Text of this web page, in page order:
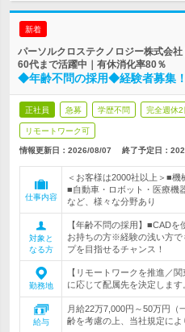
新着
パーソルクロステクノロジー株式会
60代まで活躍中｜有休消化率80％
◆年齢不問の採用◆経験者募集
正社員 急募 学歴不問 完全週休2
リモートワーク可
情報更新日：2026/08/07 終了予定日：
仕事内容
＜お客様は2000社以上＞■
■自動車・ロボット・医療機
など、様々な分野あり
対象と
なる方
【年齢不問の採用】■CAD
お持ちの方※経験の浅い方で
プを目指せるチャンス！
勤務地
【リモートワークを推進／
に応じて配属先を決定します
給与
月給22万7,000円～50万円
齢を考慮の上、当社規定に